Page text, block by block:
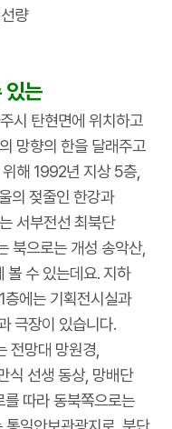
량
있는
시 탄현면에 위치하고
망향의 한을 달래주고
해 1992년 지상 5층,
의 젖줄인 한강과
서부전선 최북단
북으로는 개성 송악산,
볼 수 있는데요. 지하
층에는 기획전시실과
극장이 있습니다.
전망대 망원경,
식 선생 동상, 망배단
따라 동북쪽으로는